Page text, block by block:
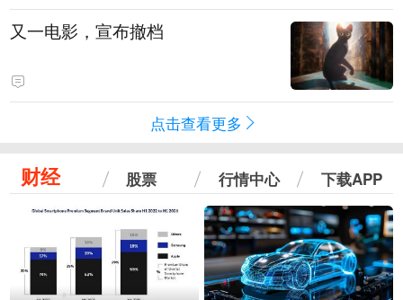
又一电影，宣布撤档
点击查看更多
财经 股票 行情中心 下载APP